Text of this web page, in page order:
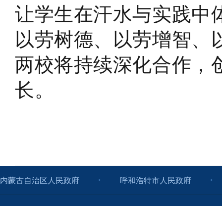
让学生在汗水与实践中
以劳树德、以劳增智、
两校将持续深化合作，
长。
内蒙古自治区人民政府 呼和浩特市人民政府